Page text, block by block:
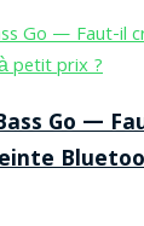
Go —